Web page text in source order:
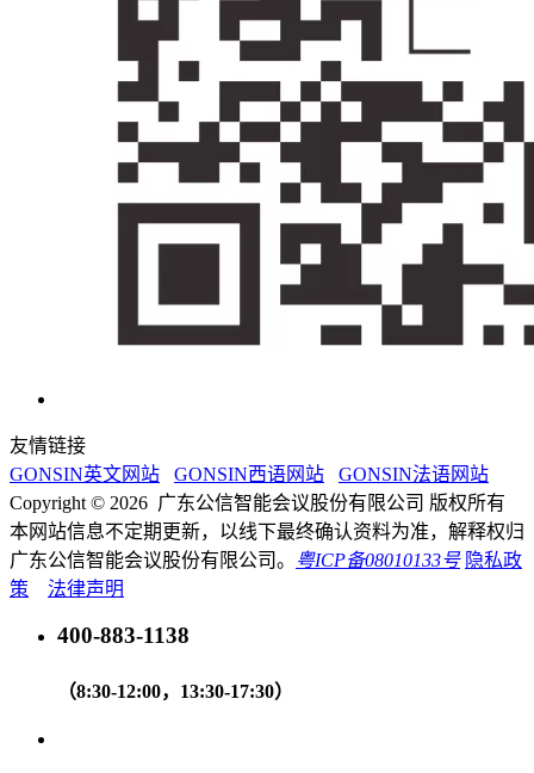
友情链接
GONSIN英文网站
GONSIN西语网站
GONSIN法语网站
Copyright © 2026 广东公信智能会议股份有限公司 版权所有
本网站信息不定期更新，以线下最终确认资料为准，解释权归
广东公信智能会议股份有限公司。
粤ICP备08010133号 隐私政
策
法律声明
400-883-1138
（8:30-12:00，13:30-17:30）